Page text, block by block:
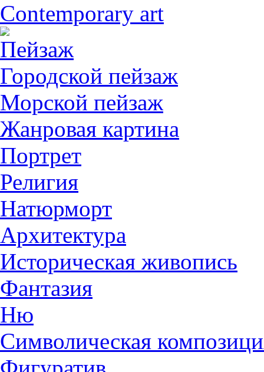
Contemporary art
Пейзаж
Городской пейзаж
Морской пейзаж
Жанровая картина
Портрет
Религия
Натюрморт
Архитектура
Историческая живопись
Фантазия
Ню
Символическая